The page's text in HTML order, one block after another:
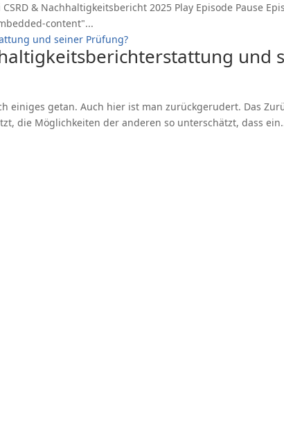
& Nachhaltigkeitsbericht 2025 Play Episode Pause
content"...
und
einiges getan. Auch hier ist man zurückgerudert. Das
die Möglichkeiten der anderen so unterschätzt, dass